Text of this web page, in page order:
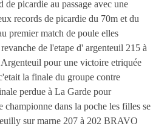
de picardie au passage avec une
records de picardie du 70m et du
premier match de poule elles
de l'etape d' argenteuil 215 à
pour une victoire etriquée
la finale du groupe contre
perdue à La Garde pour
dans la poche les filles se
sur marne 207 à 202 BRAVO